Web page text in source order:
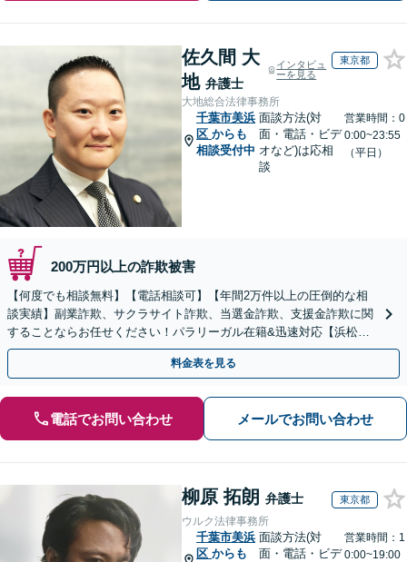
佐久間 大
地 弁護士
インタビュ
ーを見る
東京都
大地総合法律事務所
千葉市美浜
区 からも
相談受付中
面談方法(対
面・電話・ビデ
オなど)は応相
談
営業時間：0
0:00~23:55
（平日）
200万円以上の詐欺被害
【何度でも相談無料】【電話相談可】【年間2万件以上の圧倒的な相
談実績】副業詐欺、サクラサイト詐欺、当選金詐欺、支援金詐欺に関
することならお任せください！パラリーガル在籍&迅速対応【浜松町
駅1分】※結婚詐欺・ロマンス詐欺に関するご相談はお断り
料金表を見る
電話でお問い合わせ メールでお問い合わせ
柳原 拓朗 弁護士 東京都
ウルク法律事務所
千葉市美浜
区 からも
面談方法(対
面・電話・ビデ
営業時間：1
0:00~19:00